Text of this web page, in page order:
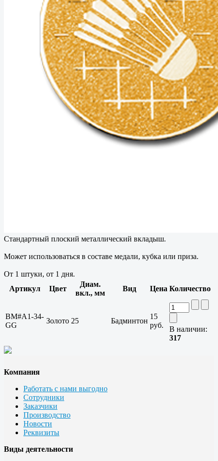
Стандартный плоский металлический вкладыш.
Может использоваться в составе медали, кубка или приза.
От 1 штуки, от 1 дня.
Артикул
Цвет
Диам.
вкл., мм
Вид Цена Количество
BM#A1-34-
GG
Золото 25 Бадминтон
15
руб.
В наличии:
317
Компания
Работать с нами выгодно
Сотрудники
Заказчики
Производство
Новости
Реквизиты
Виды деятельности